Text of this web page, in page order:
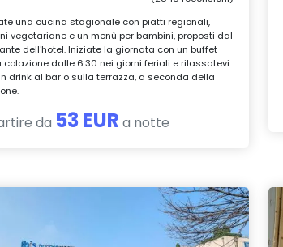
una cucina stagionale con piatti regionali,
vegetariane e un menù per bambini, proposti dal
dell'hotel. Iniziate la giornata con un buffet
colazione dalle 6:30 nei giorni feriali e rilassatevi
drink al bar o sulla terrazza, a seconda della
da 53 EUR a notte